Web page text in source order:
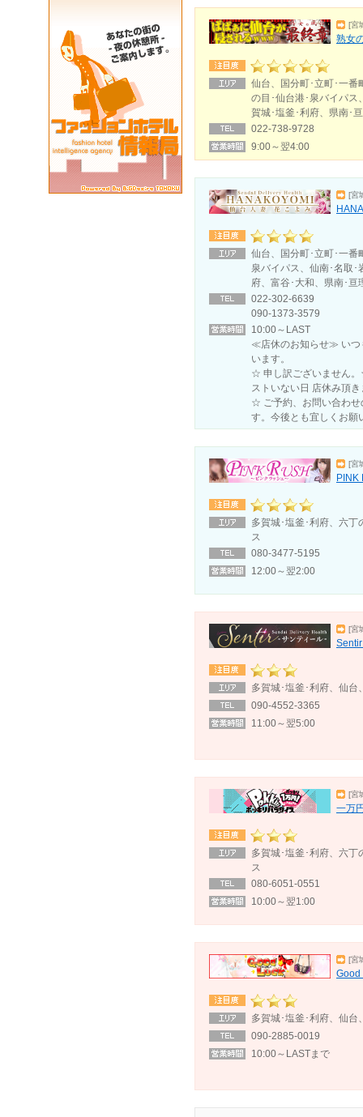
[宮
熟女
仙台、国分町･立町･一番
の目･仙台港･泉バイパス
賀城･塩釜･利府、県南･
022-738-9728
9:00～翌4:00
[宮
仙台、国分町･立町･一番
泉バイパス、仙南･名取･
府、富谷･大和、県南･亘
022-302-6639
090-1373-3579
10:00～LAST
≪店休のお知らせ≫ いつ
います。
☆ 申し訳ございません
ストいない日 店休み頂き
☆ ご予約、お問い合わせ
す。今後とも宜しくお願
[宮
PINK
多賀城･塩釜･利府、六丁
ス
080-3477-5195
12:00～翌2:00
[宮
多賀城･塩釜･利府、仙台
090-4552-3365
11:00～翌5:00
[宮
一万
多賀城･塩釜･利府、六丁
ス
080-6051-0551
10:00～翌1:00
[宮
Good
多賀城･塩釜･利府、仙台
090-2885-0019
10:00～LASTまで